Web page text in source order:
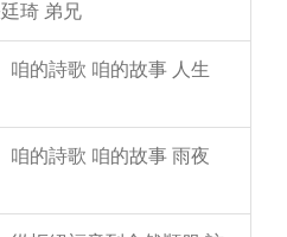
琦 弟兄
咱的詩歌 咱的故事 人生
咱的詩歌 咱的故事 雨夜